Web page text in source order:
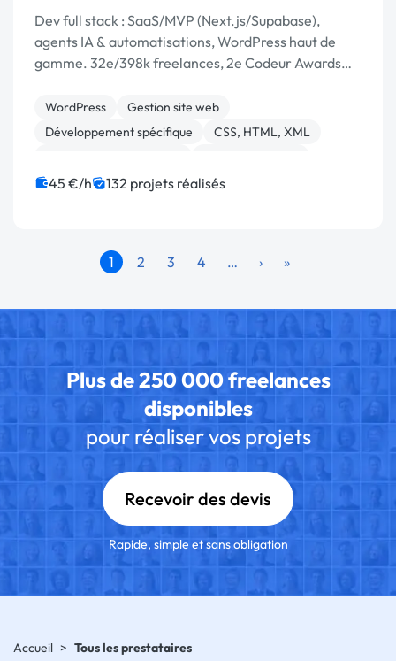
Dev full stack : SaaS/MVP (Next.js/Supabase),
agents IA & automatisations, WordPress haut de
gamme. 32e/398k freelances, 2e Codeur Awards
WordPress
Gestion site web
Développement spécifique
CSS, HTML, XML
Admin système, sécurité
JavaScript
45 €/h 132 projets réalisés
1 2 3 4 … › »
Plus de 250 000 freelances
disponibles
pour réaliser vos projets
Recevoir des devis
Rapide, simple et sans obligation
Accueil > Tous les prestataires